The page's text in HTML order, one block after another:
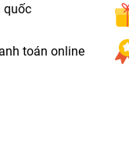
quốc
toán online